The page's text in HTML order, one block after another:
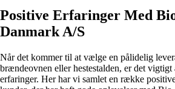
Positive Erfaringer Med
Danmark A/S
Når det kommer til at vælge en pålidelig
brændeovnen eller hestestalden, er det vigtigt
erfaringer. Her har vi samlet en række